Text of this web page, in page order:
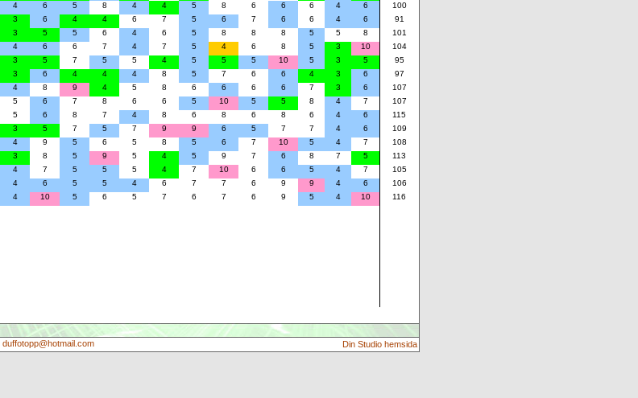
4 6 5 8 4 4 5 8 6 6 6 4 6
100
3 6 4 4 6 7 5 6 7 6 6 4 6
91
3 5 5 6 4 6 5 8 8 8 5 5 8
101
4 6 6 7 4 7 5 4 6 8 5 3 10
104
3 5 7 5 5 4 5 5 5 10 5 3 5
95
3 6 4 4 4 8 5 7 6 6 4 3 6
97
4 8 9 4 5 8 6 6 6 6 7 3 6
107
5 6 7 8 6 6 5 10 5 5 8 4 7
107
5 6 8 7 4 8 6 8 6 8 6 4 6
115
3 5 7 5 7 9 9 6 5 7 7 4 6
109
4 9 5 6 5 8 5 6 7 10 5 4 7
108
3 8 5 9 5 4 5 9 7 6 8 7 5
113
4 7 5 5 5 4 7 10 6 6 5 4 7
105
4 6 5 5 4 6 7 7 6 9 9 4 6
106
4 10 5 6 5 7 6 7 6 9 5 4 10
116
duffotopp@hotmail.com Din Studio hemsida